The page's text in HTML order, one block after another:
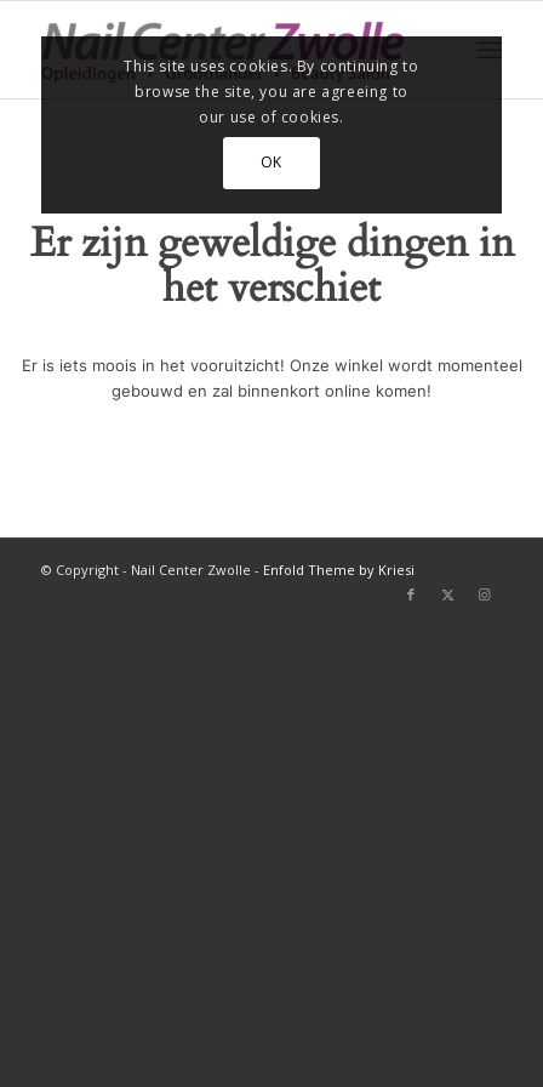
Er zijn geweldige dingen in
het verschiet
Er is iets moois in het vooruitzicht! Onze winkel wordt momenteel
gebouwd en zal binnenkort online komen!
© Copyright - Nail Center Zwolle - Enfold Theme by Kriesi
This site uses cookies. By continuing to
browse the site, you are agreeing to
our use of cookies.
OK